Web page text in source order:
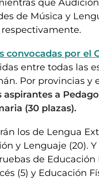
que
de Música y
convocadas por el
entre todas las
Por provincias y
a
(30 plazas).
los de Lengua
y Lenguaje (20).
de
(5) y Educación